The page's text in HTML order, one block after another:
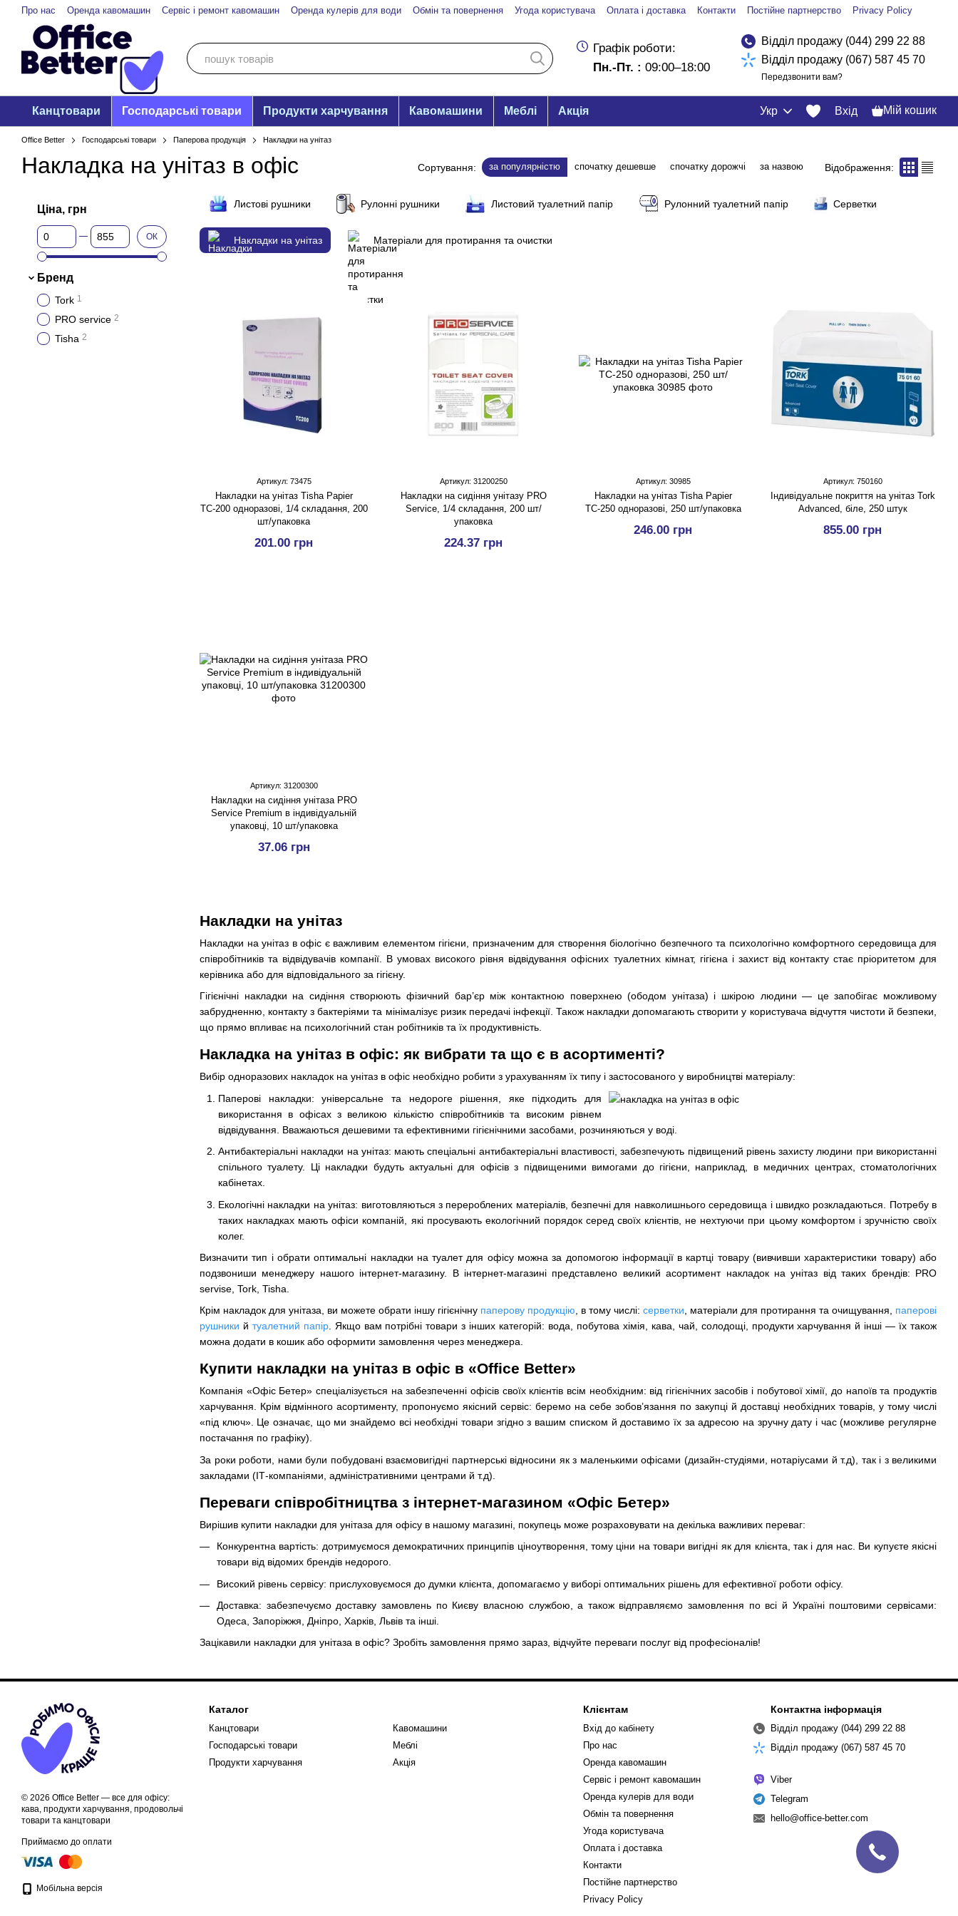
Перейти до основного контенту
Про нас Оренда кавомашин Сервіс і ремонт кавомашин Оренда кулерів для води Обмін та повернення Угода користувача Оплата і доставка Контакти Постійне партнерство Privacy Policy
Графік роботи:
Пн.-Пт. : 09:00–18:00
Відділ продажу (044) 299 22 88
Відділ продажу (067) 587 45 70
Передзвонити вам?
Канцтовари Господарські товари Продукти харчування Кавомашини Меблі Акція Укр Вхід Мій кошик
Office Better Господарські товари Паперова продукція Накладки на унітаз
Накладка на унітаз в офіс Сортування: за популярністю спочатку дешевше спочатку дорожчі за назвою Відображення:
Листові рушники Рулонні рушники Листовий туалетний папір Рулонний туалетний папір Серветки
Накладки на унітаз Матеріали для протирання та очистки
Накладки на унітаз
Накладки на унітаз в офіс є важливим елементом гігієни, призначеним для створення біологічно безпечного та психологічно комфортного середовища для
співробітників та відвідувачів компанії. В умовах високого рівня відвідування офісних туалетних кімнат, гігієна і захист від контакту стає пріоритетом для
керівника або для відповідального за гігієну.
Гігієнічні накладки на сидіння створюють фізичний бар’єр між контактною поверхнею (ободом унітаза) і шкірою людини — це запобігає можливому
забрудненню, контакту з бактеріями та мінімалізує ризик передачі інфекції. Також накладки допомагають створити у користувача відчуття чистоти й безпеки,
що прямо впливає на психологічний стан робітників та їх продуктивність.
Накладка на унітаз в офіс: як вибрати та що є в асортименті?
Вибір одноразових накладок на унітаз в офіс необхідно робити з урахуванням їх типу і застосованого у виробництві матеріалу:
Паперові накладки: універсальне та недороге рішення, яке підходить для
використання в офісах з великою кількістю співробітників та високим рівнем
відвідування. Вважаються дешевими та ефективними гігієнічними засобами, розчиняються у воді.
Антибактеріальні накладки на унітаз: мають спеціальні антибактеріальні властивості, забезпечують підвищений рівень захисту людини при використанні
спільного туалету. Ці накладки будуть актуальні для офісів з підвищеними вимогами до гігієни, наприклад, в медичних центрах, стоматологічних
кабінетах.
Екологічні накладки на унітаз: виготовляються з перероблених матеріалів, безпечні для навколишнього середовища і швидко розкладаються. Потребу в
таких накладках мають офіси компаній, які просувають екологічний порядок серед своїх клієнтів, не нехтуючи при цьому комфортом і зручністю своїх
колег.
Визначити тип і обрати оптимальні накладки на туалет для офісу можна за допомогою інформації в картці товару (вивчивши характеристики товару) або
подзвониши менеджеру нашого інтернет-магазину. В інтернет-магазині представлено великий асортимент накладок на унітаз від таких брендів: PRO
servise, Tork, Tisha.
Крім накладок для унітаза, ви можете обрати іншу гігієнічну паперову продукцію, в тому числі: серветки, матеріали для протирання та очищування, паперові
рушники й туалетний папір. Якщо вам потрібні товари з інших категорій: вода, побутова хімія, кава, чай, солодощі, продукти харчування й інші — їх також
можна додати в кошик або оформити замовлення через менеджера.
Купити накладки на унітаз в офіс в «Office Better»
Компанія «Офіс Бетер» спеціалізується на забезпеченні офісів своїх клієнтів всім необхідним: від гігієнічних засобів і побутової хімії, до напоїв та продуктів
харчування. Крім відмінного асортименту, пропонуємо якісний сервіс: беремо на себе зобов’язання по закупці й доставці необхідних товарів, у тому числі
«під ключ». Це означає, що ми знайдемо всі необхідні товари згідно з вашим списком й доставимо їх за адресою на зручну дату і час (можливе регулярне
постачання по графіку).
За роки роботи, нами були побудовані взаємовигідні партнерські відносини як з маленькими офісами (дизайн-студіями, нотаріусами й т.д), так і з великими
закладами (ІТ-компаніями, адміністративними центрами й т.д).
Переваги співробітництва з інтернет-магазином «Офіс Бетер»
Вирішив купити накладки для унітаза для офісу в нашому магазині, покупець може розраховувати на декілька важливих переваг:
Конкурентна вартість: дотримуємося демократичних принципів ціноутворення, тому ціни на товари вигідні як для клієнта, так і для нас. Ви купуєте якісні
товари від відомих брендів недорого.
Високий рівень сервісу: прислуховуємося до думки клієнта, допомагаємо у виборі оптимальних рішень для ефективної роботи офісу.
Доставка: забезпечуємо доставку замовлень по Києву власною службою, а також відправляємо замовлення по всі й Україні поштовими сервісами:
Одеса, Запоріжжя, Дніпро, Харків, Львів та інші.
Зацікавили накладки для унітаза в офіс? Зробіть замовлення прямо зараз, відчуйте переваги послуг від професіоналів!
Артикул: 73475
Накладки на унітаз Tisha Papier
ТС-200 одноразові, 1/4 складання, 200
шт/упаковка
201.00 грн
Артикул: 31200250
Накладки на сидiння унiтазу PRO
Service, 1/4 складання, 200 шт/
упаковка
224.37 грн
Артикул: 30985
Накладки на унітаз Tisha Papier
ТС-250 одноразові, 250 шт/упаковка
246.00 грн
Артикул: 750160
Індивідуальне покриття на унітаз Tork
Advanced, біле, 250 штук
855.00 грн
Артикул: 31200300
Накладки на сидіння унітаза PRO
Service Premium в індивідуальній
упаковці, 10 шт/упаковка
37.06 грн
Ціна, грн
Від Ціна, грн
До Ціна, грн ОК
Бренд
Tork 1
PRO service 2
Tisha 2
© 2026 Office Better — все для офісу:
кава, продукти харчування, продовольчі
товари та канцтовари
Приймаємо до оплати
Мобільна версія
Каталог
Канцтовари
Господарські товари
Продукти харчування
Кавомашини
Меблі
Акція
Клієнтам
Вхід до кабінету
Про нас
Оренда кавомашин
Сервіс і ремонт кавомашин
Оренда кулерів для води
Обмін та повернення
Угода користувача
Оплата і доставка
Контакти
Постійне партнерство
Privacy Policy
Контактна інформація
Відділ продажу (044) 299 22 88
Відділ продажу (067) 587 45 70
Viber
Telegram
hello@office-better.com